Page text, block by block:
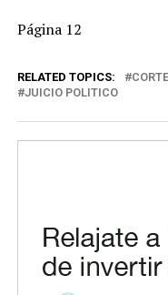
Página 12
RELATED TOPICS:
JUICIO POLITICO